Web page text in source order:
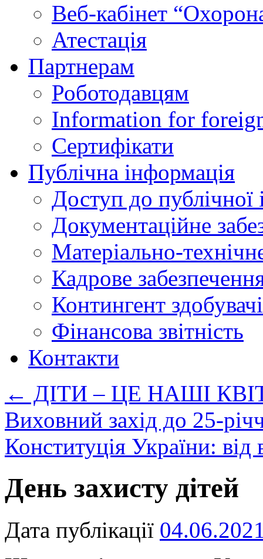
Веб-кабінет
Атестація
Партнерам
Роботодавцям
Information for
Сертифікати
Публічна інформація
Доступ до публічної
Документаційне
Матеріально-
Кадрове
Контингент
Фінансова звітність
Контакти
← ДІТИ – ЦЕ НАШІ
Виховний захід до 25-
Конституція України:
День захисту дітей
Дата публікації